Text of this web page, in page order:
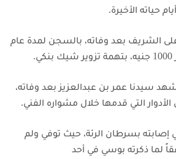
الشريف بعد وفاته، بالسجن لمدة عام
سيدنا عمر بن عبدالعزيز بعد وفاته،
التي قدمها خلال مشواره الفني.
بسرطان الرئة، حيث توفي ولم
لما ذكرته بوسي في أحد